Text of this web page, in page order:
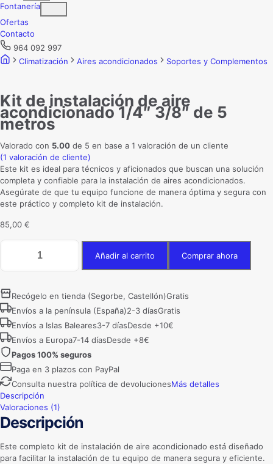
Fontanería
Ofertas
Contacto
964 092 997
Climatización
Aires acondicionados Soportes y Complementos
Kit de instalación de aire
acondicionado 1/4″ 3/8″ de 5
metros
Valorado con 5.00 de 5 en base a 1 valoración de un cliente
(1 valoración de cliente)
Este kit es ideal para técnicos y aficionados que buscan una solución
completa y confiable para la instalación de aires acondicionados.
Asegúrate de que tu equipo funcione de manera óptima y segura con
este práctico y completo kit de instalación.
85,00 €
instalación
aire
acondicionado
1/4"
3/8"
de
5
metros
cantidad
Añadir al carrito Comprar ahora
Recógelo en tienda (Segorbe, Castellón)Gratis
Envíos a la península (España)2-3 díasGratis
Envíos a Islas Baleares3-7 díasDesde +10€
Envíos a Europa7-14 díasDesde +8€
Pagos 100% seguros
Paga en 3 plazos con PayPal
Consulta nuestra política de devolucionesMás detalles
Descripción
Valoraciones (1)
Descripción
Este completo kit de instalación de aire acondicionado está diseñado
para facilitar la instalación de tu equipo de manera segura y eficiente.